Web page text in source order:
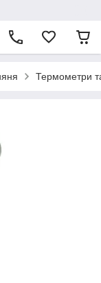
Термометри